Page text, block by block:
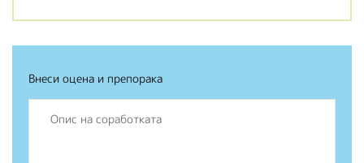
Внеси оцена и препорака